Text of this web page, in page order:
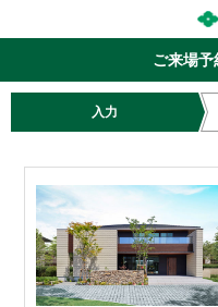
ご来場
入力